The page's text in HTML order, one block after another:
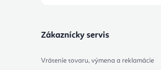
Zákaznícky servis
Vrátenie tovaru, výmena a reklamácie